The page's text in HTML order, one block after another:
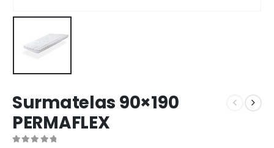
Surmatelas 90×190
PERMAFLEX